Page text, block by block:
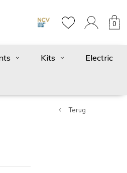
0
Kits Electric
Terug